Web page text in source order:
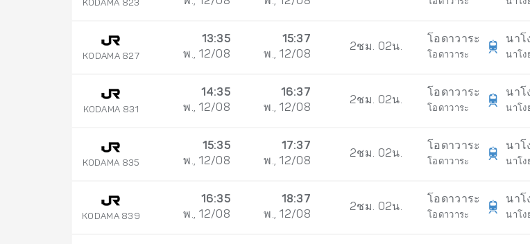
KODAMA 823
KODAMA 827
13:35
พ., 12/08
15:37
พ., 12/08
2ชม. 02น.
โอดาวาระ
โอดาวาระ
นาโ
นาโง
KODAMA 831
14:35
พ., 12/08
16:37
พ., 12/08
2ชม. 02น.
โอดาวาระ
โอดาวาระ
นาโ
นาโง
KODAMA 835
15:35
พ., 12/08
17:37
พ., 12/08
2ชม. 02น.
โอดาวาระ
โอดาวาระ
นาโ
นาโง
KODAMA 839
16:35
พ., 12/08
18:37
พ., 12/08
2ชม. 02น.
โอดาวาระ
โอดาวาระ
นาโ
นาโง